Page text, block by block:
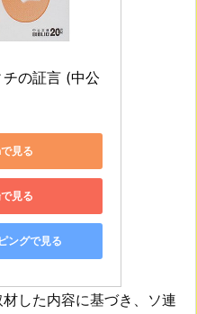
の証言 (中公
見る
見る
ングで見る
した内容に基づき、ソ連